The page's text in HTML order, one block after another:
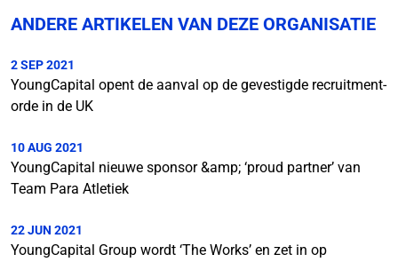
ANDERE ARTIKELEN VAN DEZE ORGANISATIE
2 SEP 2021
YoungCapital opent de aanval op de gevestigde recruitment-
orde in de UK
10 AUG 2021
YoungCapital nieuwe sponsor &amp; ‘proud partner’ van
Team Para Atletiek
22 JUN 2021
YoungCapital Group wordt ‘The Works’ en zet in op